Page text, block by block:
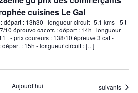
cuisines Le Gal
départ : 13h30 - longueur circuit : 5.1 kms - 5 t
10 épreuve cadets : départ : 14h - longueur
t - prix coureurs : 138/10 épreuve 3 cat -
départ : 15h - longueur circuit : […]
Aujourd’hui Événements
suivants